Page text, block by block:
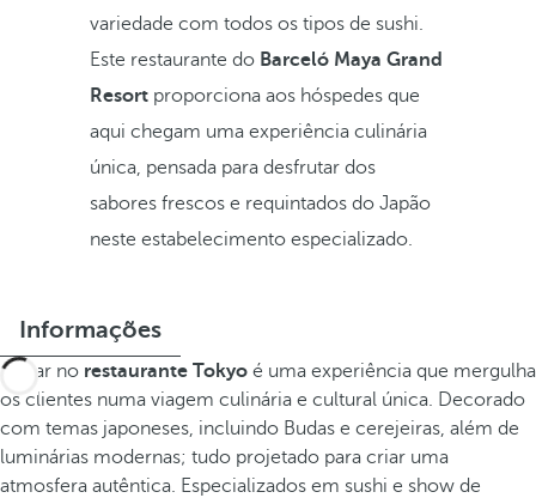
variedade com todos os tipos de sushi.
Este restaurante do Barceló Maya Grand
Resortproporciona aos hóspedes que
aqui chegam uma experiência culinária
única, pensada para desfrutar dos
sabores frescos e requintados do Japão
neste estabelecimento especializado.
Informações
Entrar no restaurante Tokyo é uma experiência que mergulha
os clientes numa viagem culinária e cultural única. Decorado
com temas japoneses, incluindo Budas e cerejeiras, além de
luminárias modernas; tudo projetado para criar uma
atmosfera autêntica. Especializados em sushi e show de